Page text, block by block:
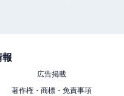
types hyaluronic acid
double blind,
報
広告掲載
著作権・商標・免責事項